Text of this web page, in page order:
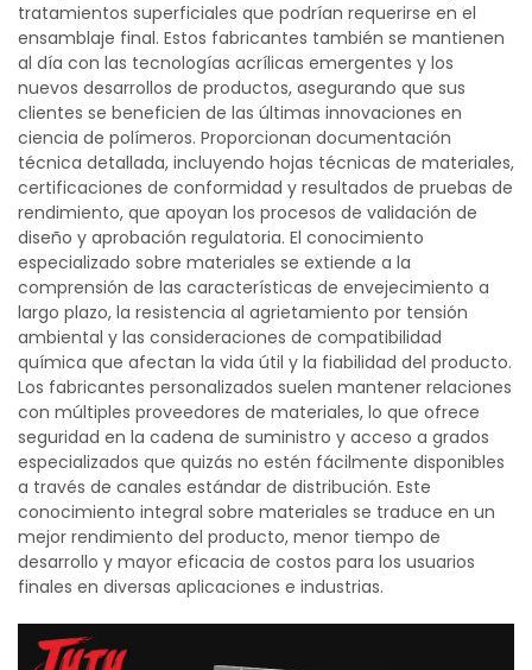
tratamientos superficiales que podrían requerirse en el
ensamblaje final. Estos fabricantes también se mantienen
al día con las tecnologías acrílicas emergentes y los
nuevos desarrollos de productos, asegurando que sus
clientes se beneficien de las últimas innovaciones en
ciencia de polímeros. Proporcionan documentación
técnica detallada, incluyendo hojas técnicas de materiales,
certificaciones de conformidad y resultados de pruebas de
rendimiento, que apoyan los procesos de validación de
diseño y aprobación regulatoria. El conocimiento
especializado sobre materiales se extiende a la
comprensión de las características de envejecimiento a
largo plazo, la resistencia al agrietamiento por tensión
ambiental y las consideraciones de compatibilidad
química que afectan la vida útil y la fiabilidad del producto.
Los fabricantes personalizados suelen mantener relaciones
con múltiples proveedores de materiales, lo que ofrece
seguridad en la cadena de suministro y acceso a grados
especializados que quizás no estén fácilmente disponibles
a través de canales estándar de distribución. Este
conocimiento integral sobre materiales se traduce en un
mejor rendimiento del producto, menor tiempo de
desarrollo y mayor eficacia de costos para los usuarios
finales en diversas aplicaciones e industrias.